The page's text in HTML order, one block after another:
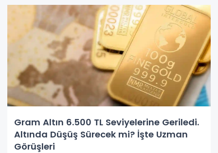
Gram Altın 6.500 TL Seviyelerine Geriledi.
Altında Düşüş Sürecek mi? İşte Uzman
Görüşleri